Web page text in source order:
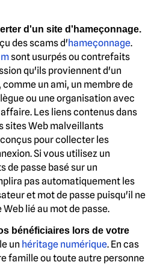
d'un site d'hameçonnage.
des scams d'hameçonnage.
sont usurpés ou contrefaits
qu'ils proviennent d'un
un ami, un membre de
ou une organisation avec
Les liens contenus dans
sites Web malveillants
pour collecter les
Si vous utilisez un
de passe basé sur un
pas automatiquement les
et mot de passe puisqu'il ne
lié au mot de passe.
bénéficiaires lors de votre
un héritage numérique. En cas
famille ou toute autre personne